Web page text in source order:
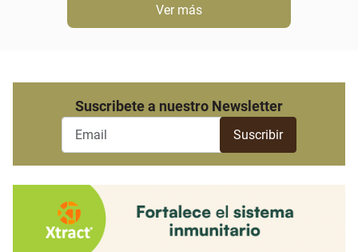
Ver más
Suscribete a nuestro Newsletter